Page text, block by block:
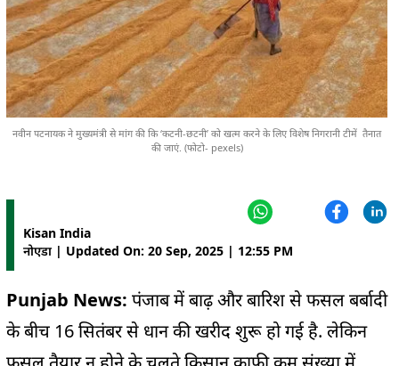
नवीन पटनायक ने मुख्यमंत्री से मांग की कि ‘कटनी-छटनी’ को खत्म करने के लिए विशेष निगरानी टीमें तैनात
की जाएं. (फोटो- pexels)
Kisan India
नोएडा | Updated On: 20 Sep, 2025 | 12:55 PM
Punjab News: पंजाब में बाढ़ और बारिश से फसल बर्बादी
के बीच 16 सितंबर से धान की खरीद शुरू हो गई है. लेकिन